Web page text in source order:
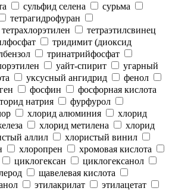
сульфид селена
сурьма
тетрагидрофуран
тетрахлорэтилен
тетраэтилсвинец
тридимит (диоксид
тринатрийфосфат
уайт-спирит
угарный
уксусный ангидрид
фенол
фосфин
фосфорная кислота
натрия
фурфурол
хлорид алюминия
хлорид
хлорид метилена
хлорид
аллил
хлористый винил
хлоропрен
хромовая кислота
циклогексан
циклогексанол
щавелевая кислота
этилакрилат
этилацетат